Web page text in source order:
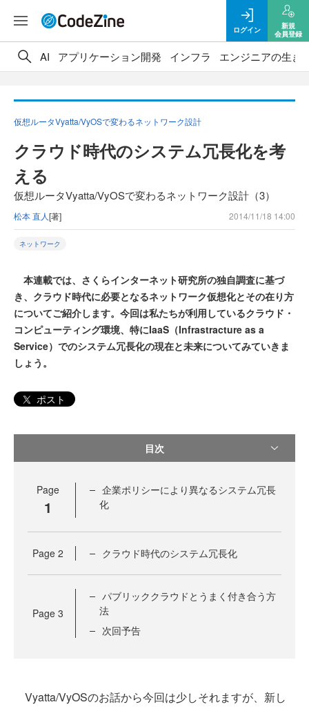
ログイン
新規
会員登録
AI アプリケーション開発 インフラ エンジニアの生き
仮想ルータVyatta/VyOSで変わるネットワーク設計
クラウド時代のシステム冗長化を考
える
仮想ルータVyatta/VyOSで変わるネットワーク設計（3）
松本 直人[著] 2014/11/18 14:00
ネットワーク
本連載では、さくらインターネット研究所の独自調査に基づ
き、クラウド時代に必要となるネットワーク仮想化とその在り方
についてご紹介します。今回は私たちが利用しているクラウド・
コンピューティング環境、特にIaaS（Infrastracture as a
Service）でのシステム冗長化の現在と未来についてみていきま
しょう。
ポスト
目次
Page
1
企業ポリシーにより異なるシステム冗長
化
Page 2 クラウド時代のシステム冗長化
Page 3
パブリッククラウドとうまく付き合う方
法
次回予告
Vyatta/VyOSのお話から今回は少しそれますが、新し